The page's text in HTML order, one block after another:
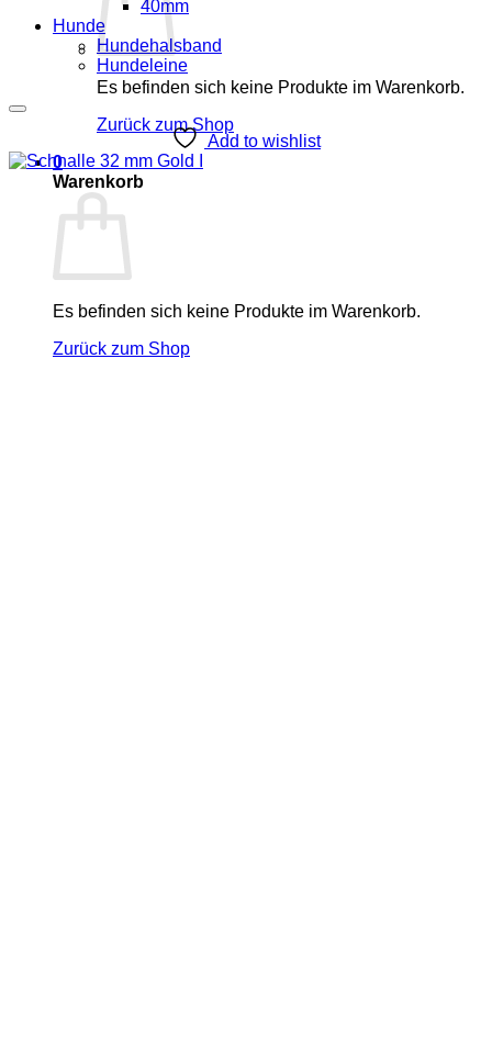
Es befinden sich keine Produkte im Warenkorb.
Zurück zum Shop
0
Warenkorb
Es befinden sich keine Produkte im Warenkorb.
Zurück zum Shop
40mm
Hunde
Hundehalsband
Hundeleine
Add to wishlist